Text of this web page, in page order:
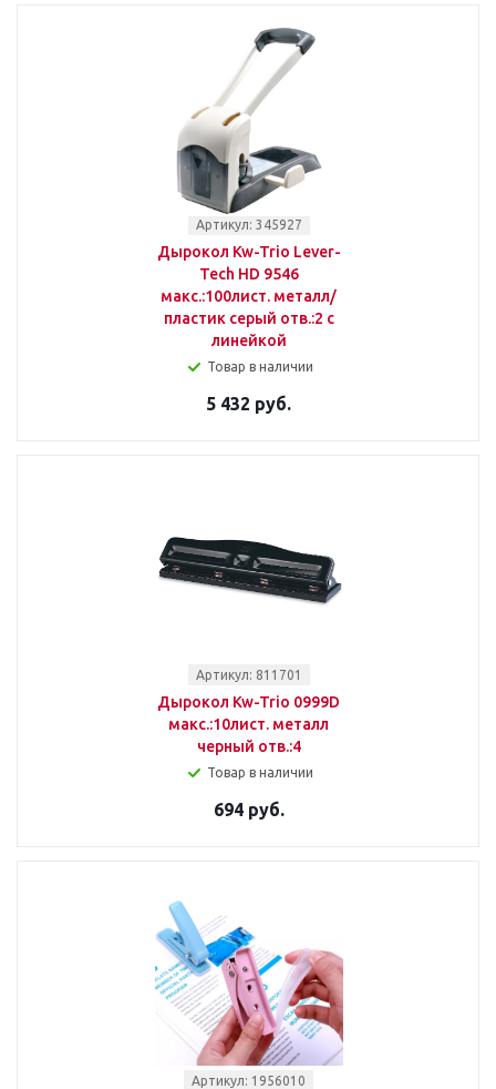
Артикул: 345927
Дырокол Kw-Trio Lever-
Tech HD 9546
макс.:100лист. металл/
пластик серый отв.:2 с
линейкой
Товар в наличии
5 432 руб.
Артикул: 811701
Дырокол Kw-Trio 0999D
макс.:10лист. металл
черный отв.:4
Товар в наличии
694 руб.
Артикул: 1956010